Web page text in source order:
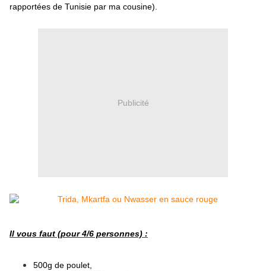
rapportées de Tunisie par ma cousine).
Publicité
Il vous faut (pour 4/6 personnes) :
500g de poulet,